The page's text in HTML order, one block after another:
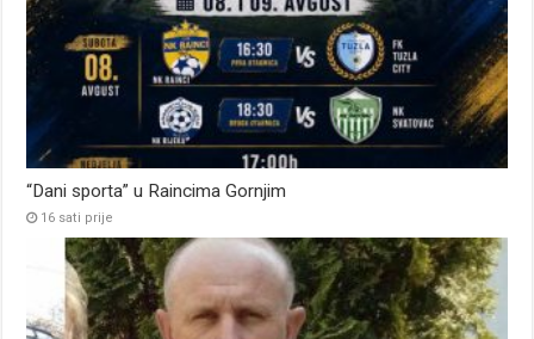
“Dani sporta” u Raincima Gornjim
16 sati prije